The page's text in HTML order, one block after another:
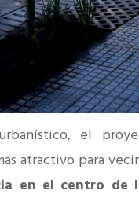
el
atractivo para
en el centro de